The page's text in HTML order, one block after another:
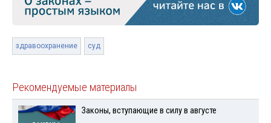
здравоохранение суд
Рекомендуемые материалы
Законы, вступающие в силу в августе